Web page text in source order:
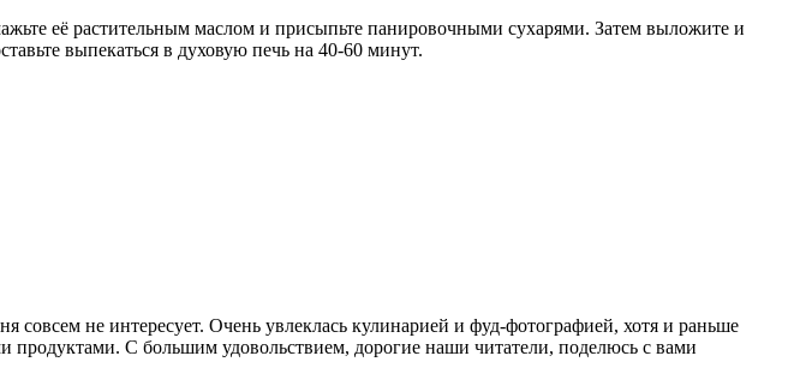
её растительным маслом и присыпьте панировочными сухарями. Затем выложите и
выпекаться в духовую печь на 40-60 минут.
совсем не интересует. Очень увлеклась кулинарией и фуд-фотографией, хотя и раньше
С большим удовольствием, дорогие наши читатели, поделюсь с вами